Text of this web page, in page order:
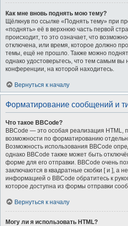
Как мне вновь поднять мою тему?
Щёлкнув по ссылке «Поднять тему» при
«поднять» её в верхнюю часть первой
происходит, то это означает, что
отключена, или время, которое должно
темы, ещё не прошло. Также можно
однако удостоверьтесь, что тем самым
конференции, на которой находитесь.
Вернуться к началу
Форматирование сообщений и
Что такое BBCode?
BBCode — это особая реализация HTML,
возможности по форматированию
Возможность использования BBCode
однако BBCode также может быть
форме для его отправки. BBCode очень
заключаются в квадратные скобки [ и ], а
информацией о BBCode обратитесь к
которое доступна из формы отправки
Вернуться к началу
Могу ли я использовать HTML?